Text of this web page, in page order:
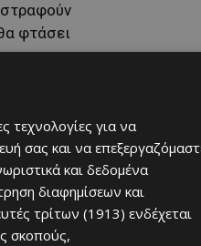
στραφούν
φτάσει
βροχών.
τεχνολογίες για να
σας και να
και δεδομένα
διαφημίσεων και
τρίτων (1913) ενδέχεται
σκοπούς,